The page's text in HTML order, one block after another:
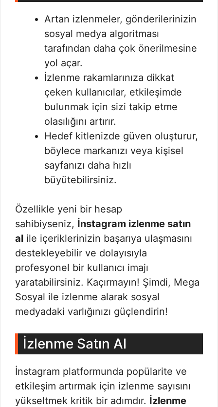
Artan izlenmeler, gönderilerinizin
sosyal medya algoritması
tarafından daha çok önerilmesine
yol açar.
İzlenme rakamlarınıza dikkat
çeken kullanıcılar, etkileşimde
bulunmak için sizi takip etme
olasılığını artırır.
Hedef kitlenizde güven oluşturur,
böylece markanızı veya kişisel
sayfanızı daha hızlı
büyütebilirsiniz.
Özellikle yeni bir hesap
sahibiyseniz, İnstagram izlenme satın
al ile içeriklerinizin başarıya ulaşmasını
destekleyebilir ve dolayısıyla
profesyonel bir kullanıcı imajı
yaratabilirsiniz. Kaçırmayın! Şimdi, Mega
Sosyal ile izlenme alarak sosyal
medyadaki varlığınızı güçlendirin!
İzlenme Satın Al
İnstagram platformunda popülarite ve
etkileşim artırmak için izlenme sayısını
yükseltmek kritik bir adımdır. İzlenme